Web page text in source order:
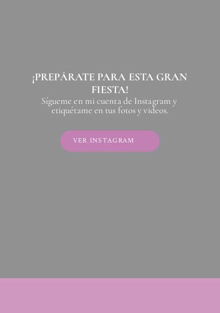
¡PREPÁRATE PARA ESTA GRAN
FIESTA!
Sígueme en mi cuenta de Instagram y
etiquétame en tus fotos y videos.
VER INSTAGRAM